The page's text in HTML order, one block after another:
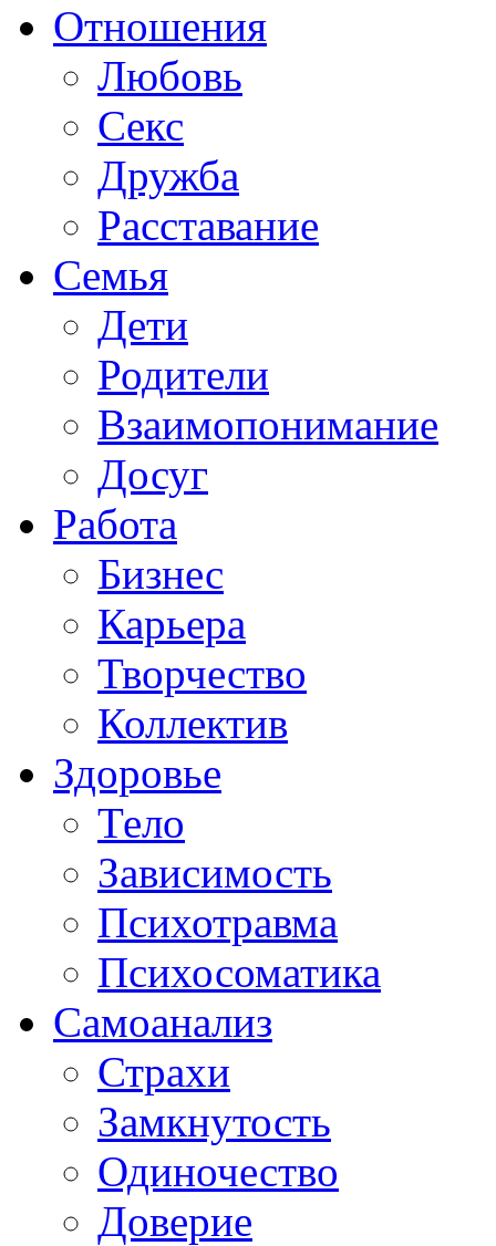
Отношения
Любовь
Секс
Дружба
Расставание
Семья
Дети
Родители
Взаимопонимание
Досуг
Работа
Бизнес
Карьера
Творчество
Коллектив
Здоровье
Тело
Зависимость
Психотравма
Психосоматика
Самоанализ
Страхи
Замкнутость
Одиночество
Доверие